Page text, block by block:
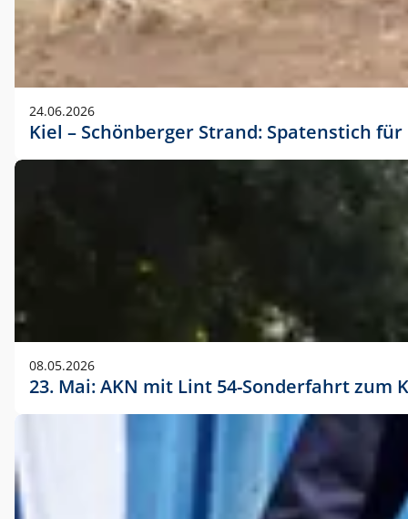
24.06.2026
Kiel – Schönberger Strand: Spatenstich
08.05.2026
23. Mai: AKN mit Lint 54-Sonderfahrt